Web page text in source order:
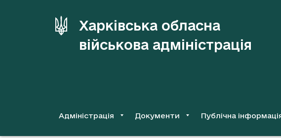
Харківська обласна
військова адміністрація
Адміністрація Документи Публічна